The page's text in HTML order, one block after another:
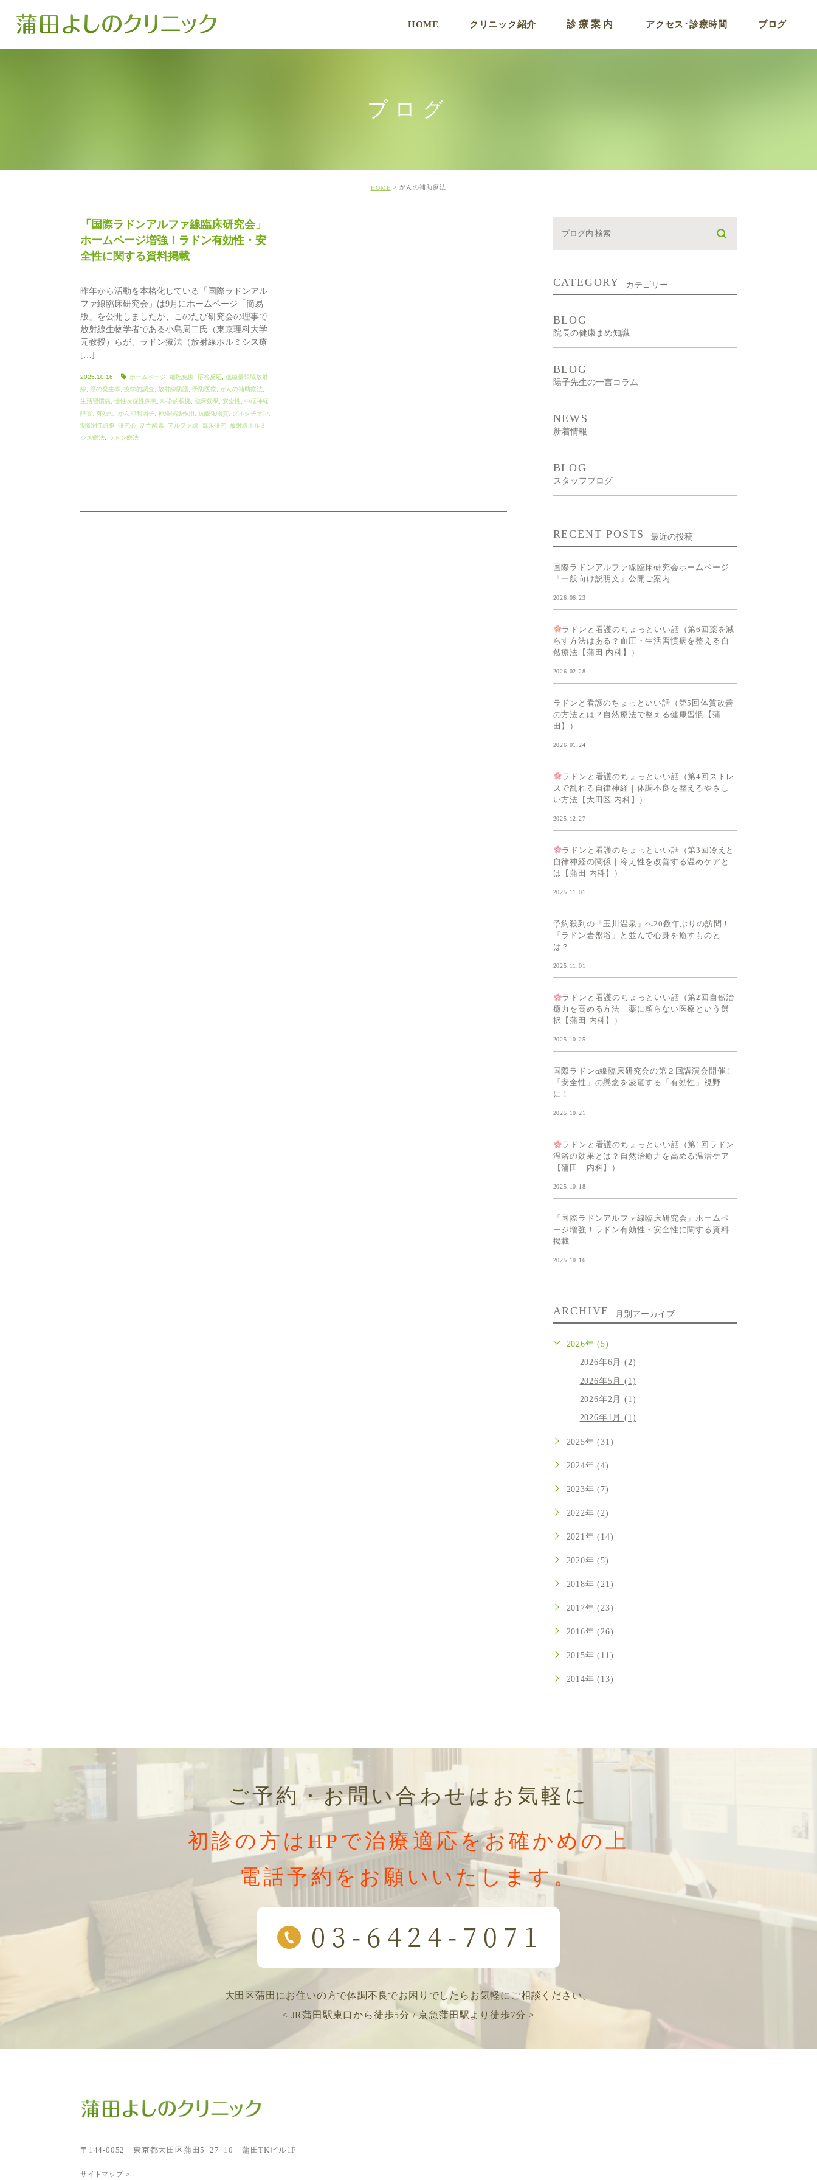
HOME クリニック紹介 診療案内
新型出生前診断
アクセス･診療時間 ブログ
ブログ
HOME がんの補助療法
「国際ラドンアルファ線臨床研究会」
ホームページ増強！ラドン有効性・安
全性に関する資料掲載
昨年から活動を本格化している「国際ラドンアル
ファ線臨床研究会」は9月にホームページ「簡易
版」を公開しましたが、このたび研究会の理事で
放射線生物学者である小島周二氏（東京理科大学
元教授）らが、ラドン療法（放射線ホルミシス療
[…]
2025.10.16 ホームページ, 細胞免疫, 応答反応, 低線量領域放射
線, 癌の発生率, 疫学的調査, 放射線防護, 予防医療, がんの補助療法,
生活習慣病, 慢性炎症性疾患, 科学的根拠, 臨床効果, 安全性, 中枢神経
障害, 有効性, がん抑制因子, 神経保護作用 , 抗酸化物質, グルタチオン,
制御性T細胞, 研究会, 活性酸素, アルファ線, 臨床研究, 放射線ホルミ
シス療法, ラドン療法
CATEGORY カテゴリー
BLOG
院長の健康まめ知識
BLOG
陽子先生の一言コラム
NEWS
新着情報
BLOG
スタッフブログ
RECENT POSTS 最近の投稿
国際ラドンアルファ線臨床研究会ホームページ
「一般向け説明文」公開ご案内
2026.06.23
ラドンと看護のちょっといい話（第6回薬を減
らす方法はある？血圧・生活習慣病を整える自
然療法【蒲田 内科】）
2026.02.28
ラドンと看護のちょっといい話（第5回体質改善
の方法とは？自然療法で整える健康習慣【蒲
田】）
2026.01.24
ラドンと看護のちょっといい話（第4回ストレ
スで乱れる自律神経｜体調不良を整えるやさし
い方法【大田区 内科】）
2025.12.27
ラドンと看護のちょっといい話（第3回冷えと
自律神経の関係｜冷え性を改善する温めケアと
は【蒲田 内科】）
2025.11.01
予約殺到の「玉川温泉」へ20数年ぶりの訪問！
「ラドン岩盤浴」と並んで心身を癒すものと
は？
2025.11.01
ラドンと看護のちょっといい話（第2回自然治
癒力を高める方法｜薬に頼らない医療という選
択【蒲田 内科】）
2025.10.25
国際ラドンα線臨床研究会の第２回講演会開催！
「安全性」の懸念を凌駕する「有効性」視野
に！
2025.10.21
ラドンと看護のちょっといい話（第1回ラドン
温浴の効果とは？自然治癒力を高める温活ケア
【蒲田 内科】）
2025.10.18
「国際ラドンアルファ線臨床研究会」ホームペ
ージ増強！ラドン有効性・安全性に関する資料
掲載
2025.10.16
ARCHIVE 月別アーカイブ
2026年 (5)
2026年6月 (2)
2026年5月 (1)
2026年2月 (1)
2026年1月 (1)
2025年 (31)
2024年 (4)
2023年 (7)
2022年 (2)
2021年 (14)
2020年 (5)
2018年 (21)
2017年 (23)
2016年 (26)
2015年 (11)
2014年 (13)
ご予約・お問い合わせはお気軽に
初診の方はHPで治療適応をお確かめの上
電話予約をお願いいたします。
大田区蒲田にお住いの方で体調不良でお困りでしたら お気軽にご相談ください。
< JR蒲田駅東口から徒歩5分 / 京急蒲田駅より徒歩7分 >
〒144-0052 東京都大田区蒲田5−27−10 蒲田TKビル1F
サイトマップ >